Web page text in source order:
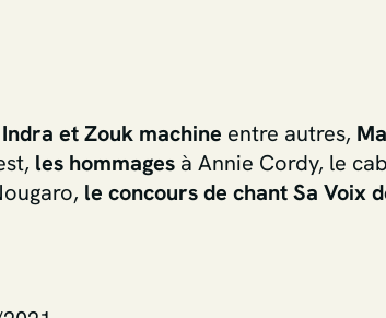
et Zouk machine entre autres,
les hommages à Annie Cordy, le
le concours de chant Sa Voix